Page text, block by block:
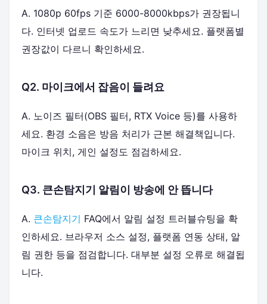
A. 1080p 60fps 기준 6000-8000kbps가 권장됩니
다. 인터넷 업로드 속도가 느리면 낮추세요. 플랫폼별
권장값이 다르니 확인하세요.
Q2. 마이크에서 잡음이 들려요
A. 노이즈 필터(OBS 필터, RTX Voice 등)를 사용하
세요. 환경 소음은 방음 처리가 근본 해결책입니다.
마이크 위치, 게인 설정도 점검하세요.
Q3. 큰손탐지기 알림이 방송에 안 뜹니다
A. 큰손탐지기 FAQ에서 알림 설정 트러블슈팅을 확
인하세요. 브라우저 소스 설정, 플랫폼 연동 상태, 알
림 권한 등을 점검합니다. 대부분 설정 오류로 해결됩
니다.